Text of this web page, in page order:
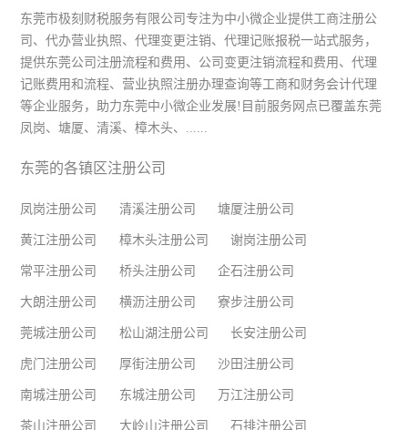
东莞市极刻财税服务有限公司专注为中小微企业提供工商注册公
司、代办营业执照、代理变更注销、代理记账报税一站式服务，
提供东莞公司注册流程和费用、公司变更注销流程和费用、代理
记账费用和流程、营业执照注册办理查询等工商和财务会计代理
等企业服务，助力东莞中小微企业发展!目前服务网点已覆盖东莞
凤岗、塘厦、清溪、樟木头、......
东莞的各镇区注册公司
凤岗注册公司 清溪注册公司 塘厦注册公司
黄江注册公司 樟木头注册公司 谢岗注册公司
常平注册公司 桥头注册公司 企石注册公司
大朗注册公司 横沥注册公司 寮步注册公司
莞城注册公司 松山湖注册公司 长安注册公司
虎门注册公司 厚街注册公司 沙田注册公司
南城注册公司 东城注册公司 万江注册公司
茶山注册公司 大岭山注册公司 石排注册公司